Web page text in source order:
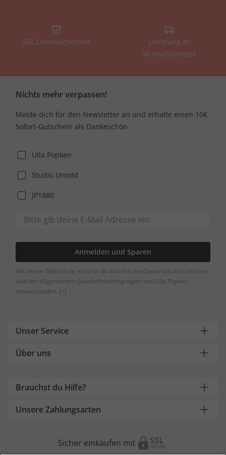
SSL Datensicherheit
Lieferung an
Wunschadresse
Nichts mehr verpassen!
Melde dich für den Newsletter an und erhalte einen 10€
Sofort-Gutschein als Dankeschön
Ulla Popken
Studio Untold
JP1880
Anmelden und Sparen
Mit deiner Bestellung erklärst du dich mit den Datenschutzrichtlinien
und den Allgemeinen Geschäftsbedingungen von Ulla Popken
einverstanden. [+]
Unser Service
Über uns
Brauchst du Hilfe?
Unsere Zahlungsarten
Sicher einkaufen mit